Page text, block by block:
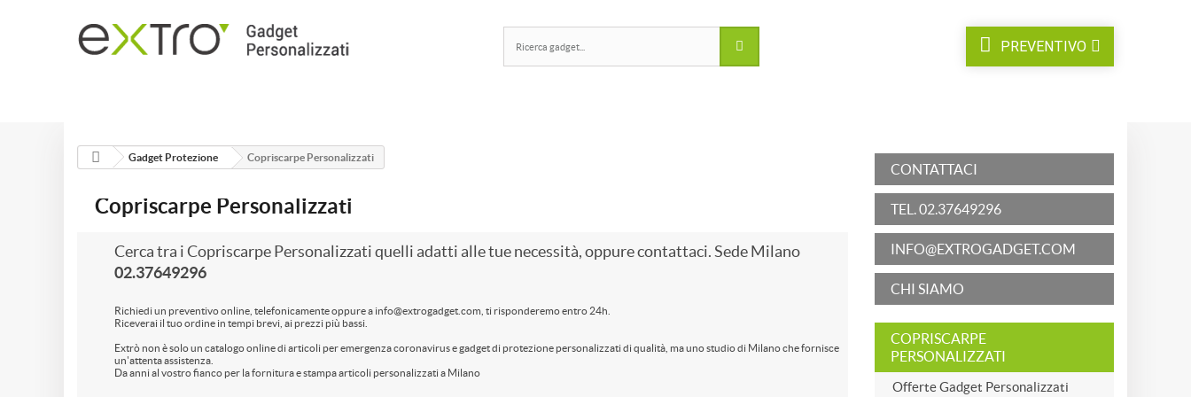
PREVENTIVO
Gadget Protezione Copriscarpe Personalizzati
Copriscarpe Personalizzati
Cerca tra i Copriscarpe Personalizzati quelli adatti alle tue necessità, oppure contattaci. Sede Milano
02.37649296
Richiedi un preventivo online, telefonicamente oppure a info@extrogadget.com, ti risponderemo entro 24h.
Riceverai il tuo ordine in tempi brevi, ai prezzi più bassi.
Extrò non è solo un catalogo online di articoli per emergenza coronavirus e gadget di protezione personalizzati di qualità, ma uno studio di Milano che fornisce
un'attenta assistenza.
Da anni al vostro fianco per la fornitura e stampa articoli personalizzati a Milano
CONTATTACI
TEL. 02.37649296
INFO@EXTROGADGET.COM
CHI SIAMO
COPRISCARPE
PERSONALIZZATI
Offerte Gadget Personalizzati